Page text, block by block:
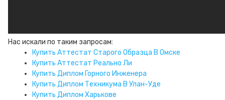
Нас искали по таким запросам:
Купить Аттестат Старого Образца В Омске
Купить Аттестат Реально Ли
Купить Диплом Горного Инженера
Купить Диплом Техникума В Улан-Уде
Купить Диплом Харькове